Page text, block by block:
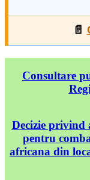
📄
Consultare
Decizie privind
pentru
africana din